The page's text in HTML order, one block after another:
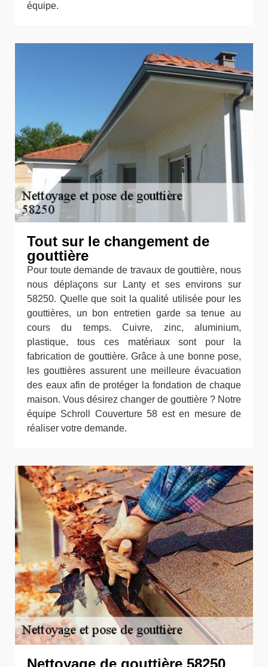
équipe.
Tout sur le changement de
gouttière
Pour toute demande de travaux de gouttière, nous
nous déplaçons sur Lanty et ses environs sur
58250. Quelle que soit la qualité utilisée pour les
gouttières, un bon entretien garde sa tenue au
cours du temps. Cuivre, zinc, aluminium,
plastique, tous ces matériaux sont pour la
fabrication de gouttière. Grâce à une bonne pose,
les gouttières assurent une meilleure évacuation
des eaux afin de protéger la fondation de chaque
maison. Vous désirez changer de gouttière ? Notre
équipe Schroll Couverture 58 est en mesure de
réaliser votre demande.
Nettoyage de gouttière 58250